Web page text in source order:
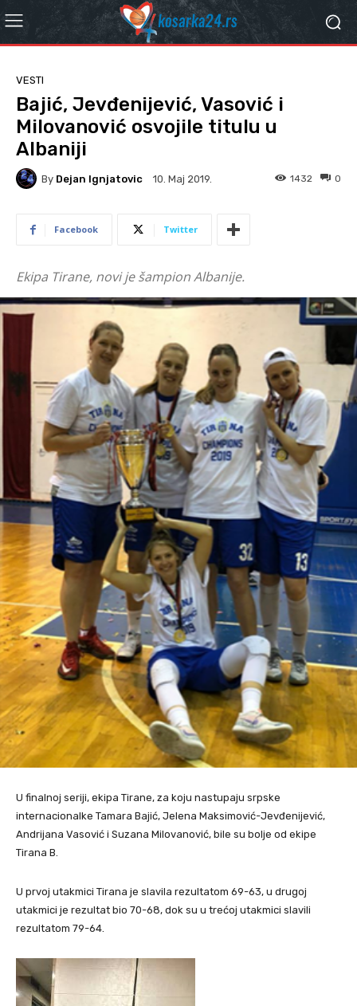
VESTI
Bajić, Jevđenijević, Vasović i
Milovanović osvojile titulu u
Albaniji
By Dejan Ignjatovic 10. Мај 2019. 0
1432
Facebook Twitter
Ekipa Tirane, novi je šampion Albanije.
U finalnoj seriji, ekipa Tirane, za koju nastupaju srpske
internacionalke Tamara Bajić, Jelena Maksimović-Jevđenijević,
Andrijana Vasović i Suzana Milovanović, bile su bolje od ekipe
Tirana B.
U prvoj utakmici Tirana je slavila rezultatom 69-63, u drugoj
utakmici je rezultat bio 70-68, dok su u trećoj utakmici slavili
rezultatom 79-64.